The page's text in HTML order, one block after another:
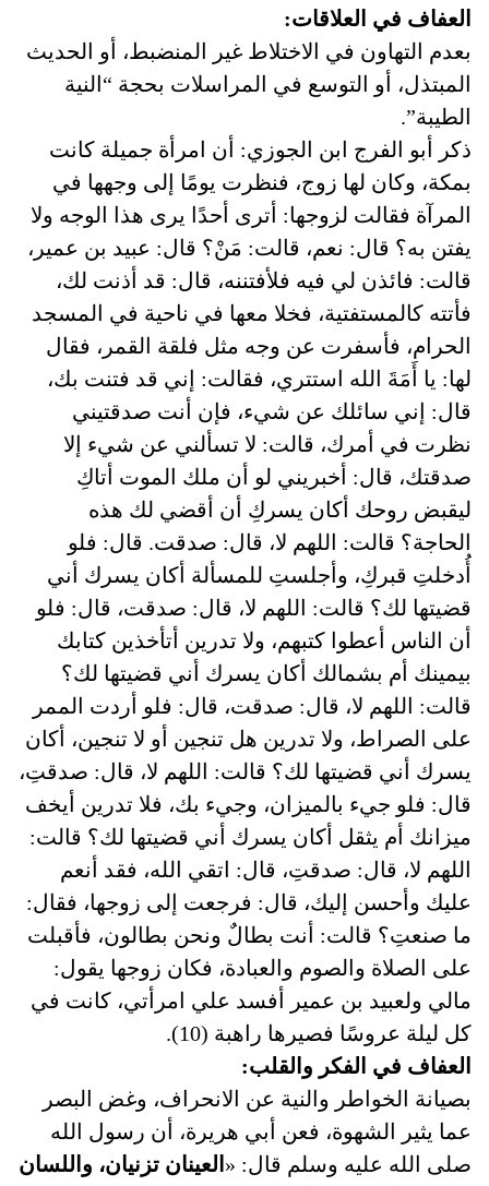
العفاف في العلاقات:
بعدم التهاون في الاختلاط غير المنضبط، أو الحديث
المبتذل، أو التوسع في المراسلات بحجة “النية
الطيبة”.
ذكر أبو الفرج ابن الجوزي: أن امرأة جميلة كانت
بمكة، وكان لها زوج، فنظرت يومًا إلى وجهها في
المرآة فقالت لزوجها: أترى أحدًا يرى هذا الوجه ولا
يفتن به؟ قال: نعم، قالت: مَنْ؟ قال: عبيد بن عمير،
قالت: فائذن لي فيه فلأفتننه، قال: قد أذنت لك،
فأتته كالمستفتية، فخلا معها في ناحية في المسجد
الحرام، فأسفرت عن وجه مثل فلقة القمر، فقال
لها: يا أَمَةَ الله استتري، فقالت: إني قد فتنت بك،
قال: إني سائلك عن شيء، فإن أنت صدقتيني
نظرت في أمرك، قالت: لا تسألني عن شيء إلا
صدقتك، قال: أخبريني لو أن ملك الموت أتاكِ
ليقبض روحك أكان يسركِ أن أقضي لك هذه
الحاجة؟ قالت: اللهم لا، قال: صدقت. قال: فلو
أُدخلتِ قبركِ، وأجلستِ للمسألة أكان يسرك أني
قضيتها لك؟ قالت: اللهم لا، قال: صدقت، قال: فلو
أن الناس أعطوا كتبهم، ولا تدرين أتأخذين كتابك
بيمينك أم بشمالك أكان يسرك أني قضيتها لك؟
قالت: اللهم لا، قال: صدقت، قال: فلو أردت الممر
على الصراط، ولا تدرين هل تنجين أو لا تنجين، أكان
يسرك أني قضيتها لك؟ قالت: اللهم لا، قال: صدقتِ،
قال: فلو جيء بالميزان، وجيء بك، فلا تدرين أيخف
ميزانك أم يثقل أكان يسرك أني قضيتها لك؟ قالت:
اللهم لا، قال: صدقتِ، قال: اتقي الله، فقد أنعم
عليك وأحسن إليك، قال: فرجعت إلى زوجها، فقال:
ما صنعتِ؟ قالت: أنت بطالٌ ونحن بطالون، فأقبلت
على الصلاة والصوم والعبادة، فكان زوجها يقول:
مالي ولعبيد بن عمير أفسد علي امرأتي، كانت في
كل ليلة عروسًا فصيرها راهبة (10).
العفاف في الفكر والقلب:
بصيانة الخواطر والنية عن الانحراف، وغض البصر
عما يثير الشهوة، فعن أبي هريرة، أن رسول الله
صلى الله عليه وسلم قال: « العينان تزنيان، واللسان